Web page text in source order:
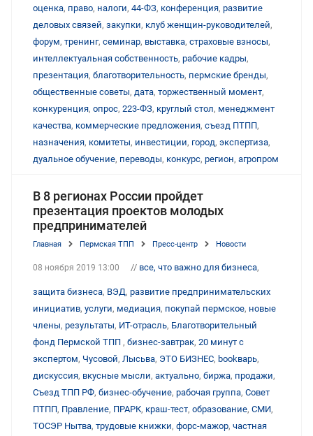
оценка, право, налоги, 44-ФЗ, конференция, развитие
деловых связей, закупки, клуб женщин-руководителей,
форум, тренинг, семинар, выставка, страховые взносы,
интеллектуальная собственность, рабочие кадры,
презентация, благотворительность, пермские бренды,
общественные советы, дата, торжественный момент,
конкуренция, опрос, 223-ФЗ, круглый стол, менеджмент
качества, коммерческие предложения, съезд ПТПП,
назначения, комитеты, инвестиции, город, экспертиза,
дуальное обучение, переводы, конкурс, регион, агропром
В 8 регионах России пройдет
презентация проектов молодых
предпринимателей
Главная Пермская ТПП Пресс-центр Новости
08 ноября 2019 13:00 // все, что важно для бизнеса,
защита бизнеса, ВЭД, развитие предпринимательских
инициатив, услуги, медиация, покупай пермское, новые
члены, результаты, ИТ-отрасль, Благотворительный
фонд Пермской ТПП , бизнес-завтрак, 20 минут с
экспертом, Чусовой, Лысьва, ЭТО БИЗНЕС, bookварь,
дискуссия, вкусные мысли, актуально, биржа, продажи,
Съезд ТПП РФ, бизнес-обучение, рабочая группа, Совет
ПТПП, Правление, ПРАРК, краш-тест, образование, СМИ,
ТОСЭР Нытва, трудовые книжки, форс-мажор, частная